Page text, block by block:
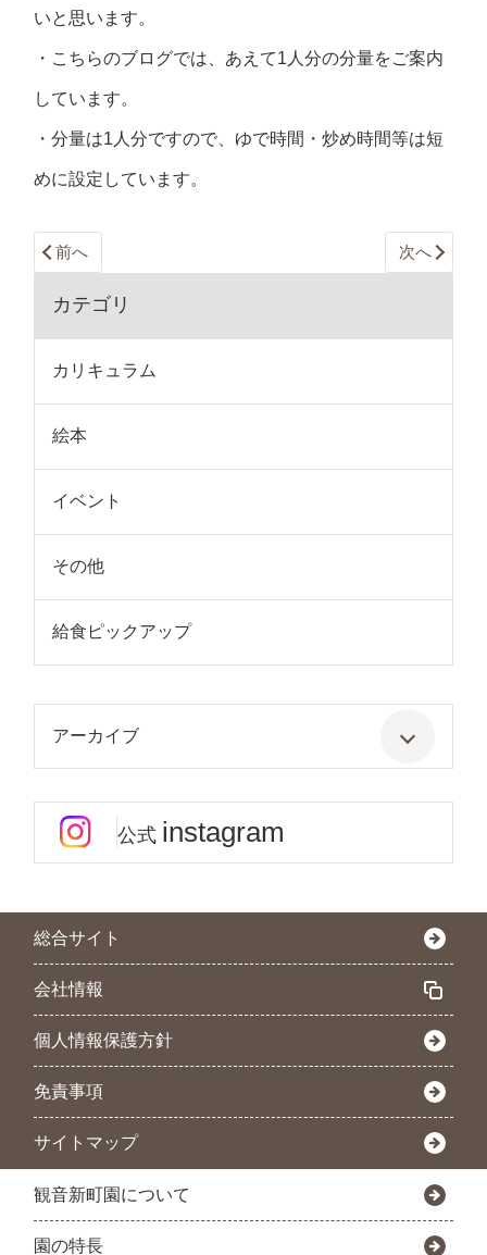
いと思います。
・こちらのブログでは、あえて1人分の分量をご案内
しています。
・分量は1人分ですので、ゆで時間・炒め時間等は短
めに設定しています。
前へ 次へ
カテゴリ
カリキュラム
絵本
イベント
その他
給食ピックアップ
アーカイブ
公式 instagram
総合サイト
会社情報
個人情報保護方針
免責事項
サイトマップ
観音新町園について
園の特長